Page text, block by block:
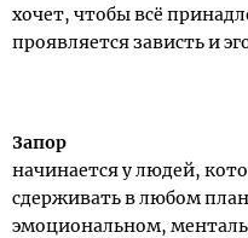
хочет, чтобы всё
проявляется зависть и
Запор
начинается у людей,
сдерживать в любом
эмоциональном,